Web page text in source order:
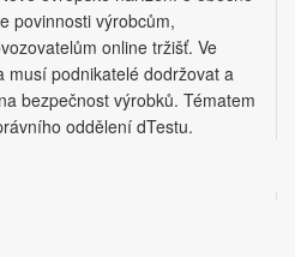
povinnosti výrobcům,
online tržišť. Ve
musí podnikatelé dodržovat a
bezpečnost výrobků. Tématem
oddělení dTestu.